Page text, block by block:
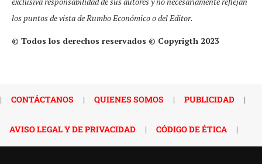
los puntos de vista de Rumbo Económico o del Editor.
© Todos los derechos reservados © Copyrigth 2023
| CONTÁCTANOS | QUIENES SOMOS | PUBLICIDAD |
AVISO LEGAL Y DE PRIVACIDAD | CÓDIGO DE ÉTICA |